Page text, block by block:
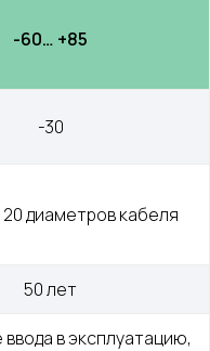
-60… +85
-30
диаметров кабеля
50 лет
в эксплуатацию,